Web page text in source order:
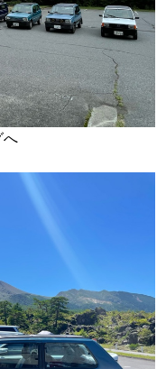
へ